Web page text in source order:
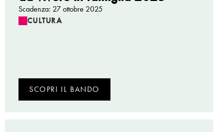
Scadenza: 27 ottobre 2025
CULTURA
SCOPRI IL BANDO